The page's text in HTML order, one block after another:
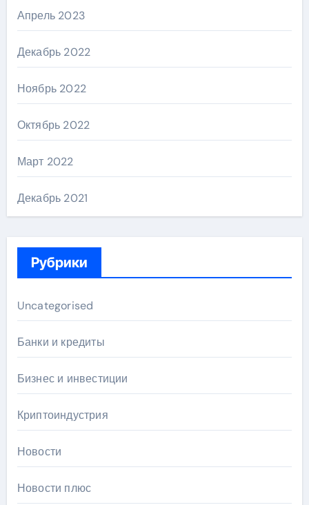
Апрель 2023
Декабрь 2022
Ноябрь 2022
Октябрь 2022
Март 2022
Декабрь 2021
Рубрики
Uncategorised
Банки и кредиты
Бизнес и инвестиции
Криптоиндустрия
Новости
Новости плюс